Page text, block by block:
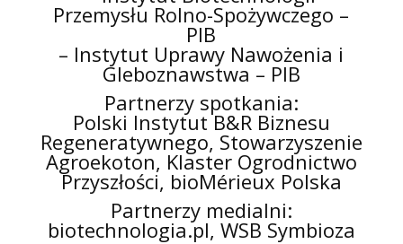
Przemysłu Rolno-Spożywczego –
PIB
– Instytut Uprawy Nawożenia i
Gleboznawstwa – PIB
Partnerzy spotkania:
Polski Instytut B&R Biznesu
Regeneratywnego, Stowarzyszenie
Agroekoton, Klaster Ogrodnictwo
Przyszłości, bioMérieux Polska
Partnerzy medialni:
biotechnologia.pl, WSB Symbioza